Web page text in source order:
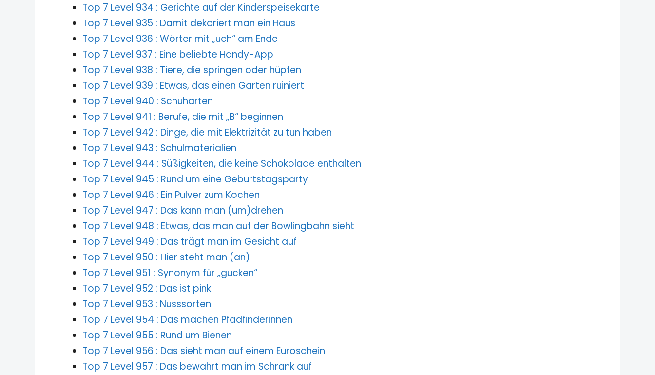
Top 7 Level 934 : Gerichte auf der Kinderspeisekarte
Top 7 Level 935 : Damit dekoriert man ein Haus
Top 7 Level 936 : Wörter mit „uch“ am Ende
Top 7 Level 937 : Eine beliebte Handy-App
Top 7 Level 938 : Tiere, die springen oder hüpfen
Top 7 Level 939 : Etwas, das einen Garten ruiniert
Top 7 Level 940 : Schuharten
Top 7 Level 941 : Berufe, die mit „B“ beginnen
Top 7 Level 942 : Dinge, die mit Elektrizität zu tun haben
Top 7 Level 943 : Schulmaterialien
Top 7 Level 944 : Süßigkeiten, die keine Schokolade enthalten
Top 7 Level 945 : Rund um eine Geburtstagsparty
Top 7 Level 946 : Ein Pulver zum Kochen
Top 7 Level 947 : Das kann man (um)drehen
Top 7 Level 948 : Etwas, das man auf der Bowlingbahn sieht
Top 7 Level 949 : Das trägt man im Gesicht auf
Top 7 Level 950 : Hier steht man (an)
Top 7 Level 951 : Synonym für „gucken“
Top 7 Level 952 : Das ist pink
Top 7 Level 953 : Nusssorten
Top 7 Level 954 : Das machen Pfadfinderinnen
Top 7 Level 955 : Rund um Bienen
Top 7 Level 956 : Das sieht man auf einem Euroschein
Top 7 Level 957 : Das bewahrt man im Schrank auf